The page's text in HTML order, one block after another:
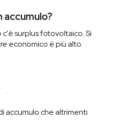
surplus fotovoltaico. Si
economico è più alto.
accumulo che altrimenti